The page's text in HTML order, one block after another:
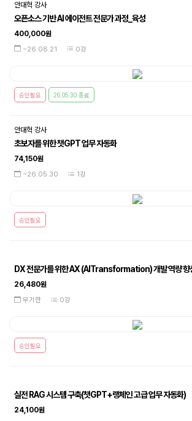
안대혁 강사
오픈소스 기반 AI 에이전트 전문가 과정_육성
400,000원
~26.08.21 0강
승인필요 26.05.30 종료
안대혁 강사
초보자를 위한 챗GPT 업무 자동화
74,150원
~26.05.30 1강
승인필요
DX 전문가를 위한 AX (AITransformation) 개발 역량 향
26,480원
무기한 0강
승인필요
실전 RAG 시스템 구축(챗GPT+랭체인 고급 업무 자동화)
24,100원